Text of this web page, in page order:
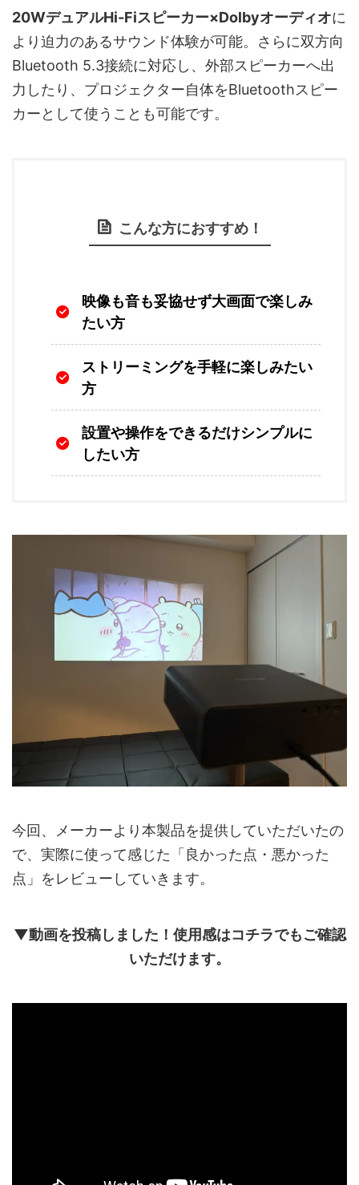
20WデュアルHi-Fiスピーカー×Dolbyオーディオに
より迫力のあるサウンド体験が可能。さらに双方向
Bluetooth 5.3接続に対応し、外部スピーカーへ出
力したり、プロジェクター自体をBluetoothスピー
カーとして使うことも可能です。
こんな方におすすめ！
映像も音も妥協せず大画面で楽しみ
たい方
ストリーミングを手軽に楽しみたい
方
設置や操作をできるだけシンプルに
したい方
今回、メーカーより本製品を提供していただいたの
で、実際に使って感じた「良かった点・悪かった
点」をレビューしていきます。
▼動画を投稿しました！使用感はコチラでもご確認
いただけます。